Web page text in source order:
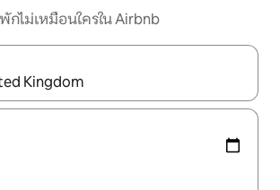
ไม่เหมือนใครใน Airbnb
อใช้การสัมผัสหรือปัด เพื่อสำรวจผลการค้นหา